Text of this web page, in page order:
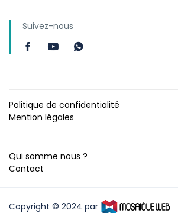
Suivez-nous
Politique de confidentialité
Mention légales
Qui somme nous ?
Contact
Copyright © 2024 par